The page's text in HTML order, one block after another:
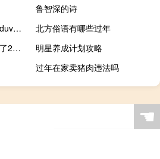
鲁智深的诗
duvetica杭州有专柜吗（duvetica）
北方俗语有哪些过年
realme真我X50 Pro采用了2T4R天线配置360°环绕式天线
明星养成计划攻略
过年在家卖猪肉违法吗
☚